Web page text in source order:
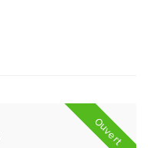
Ouvert